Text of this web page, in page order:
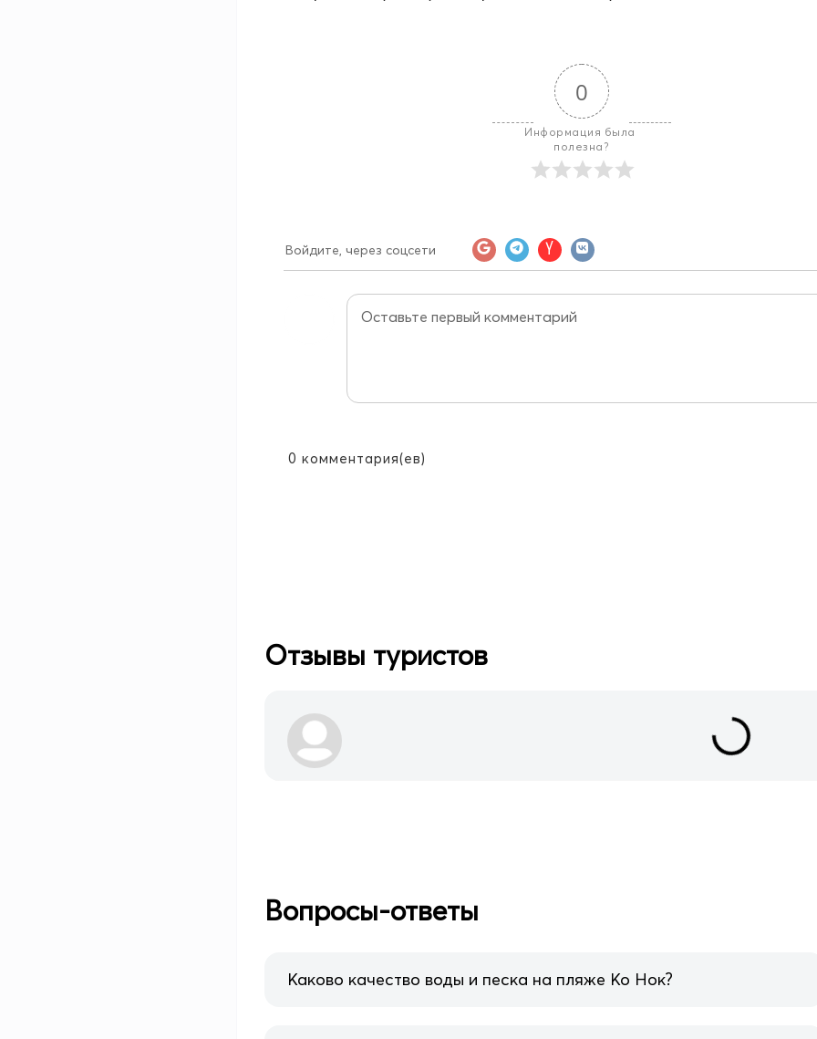
0
Информация была
полезна?
Войдите, через соцсети
0 комментария(ев)
Отзывы туристов
Вопросы-ответы
Каково качество воды и песка на пляже Ко Нок?